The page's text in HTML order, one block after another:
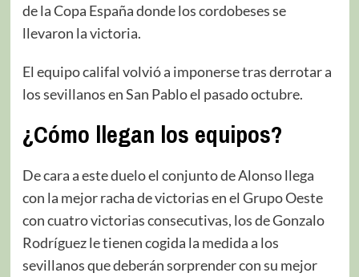
de la Copa España donde los cordobeses se
llevaron la victoria.
El equipo califal volvió a imponerse tras derrotar a
los sevillanos en San Pablo el pasado octubre.
¿Cómo llegan los equipos?
De cara a este duelo el conjunto de Alonso llega
con la mejor racha de victorias en el Grupo Oeste
con cuatro victorias consecutivas, los de Gonzalo
Rodríguez le tienen cogida la medida a los
sevillanos que deberán sorprender con su mejor